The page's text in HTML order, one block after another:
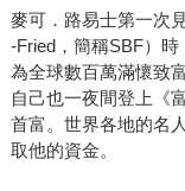
一趟加密貨幣的調
搜尋整理法院文件
利、巴哈馬、薩爾
式設計師、炒作者
他們買NFT，甚至跑
麥可．路易士第一次
-Fried，簡稱SBF）時
為全球數百萬滿懷致
自己也一夜間登上《
首富。世界各地的名
取他的資金。